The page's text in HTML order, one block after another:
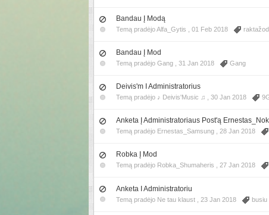
Bandau Į Modą
Temą pradėjo Alfa_Gytis , 01 Feb 2018
Bandau Į Mod
Temą pradėjo Gang , 31 Jan 2018 Gang
Deivis'm I Administratorius
Temą pradėjo ♪ Deivis'Music ♫ , 30 Jan 2018
Anketa Į Administratoriaus Post'ą
Temą pradėjo Ernestas_Samsung , 28 Jan 2018
Robka Į Mod
Temą pradėjo Robka_Shumaheris , 27 Jan 2018
Anketa I Administratoriu
Temą pradėjo Ne tau klaust , 23 Jan 2018 busiu